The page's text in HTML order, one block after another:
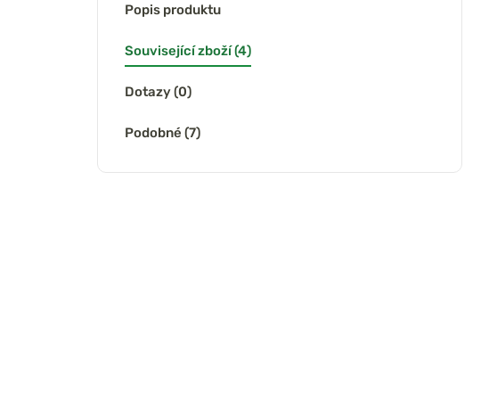
Popis produktu
Související zboží (4)
Dotazy (0)
Podobné (7)